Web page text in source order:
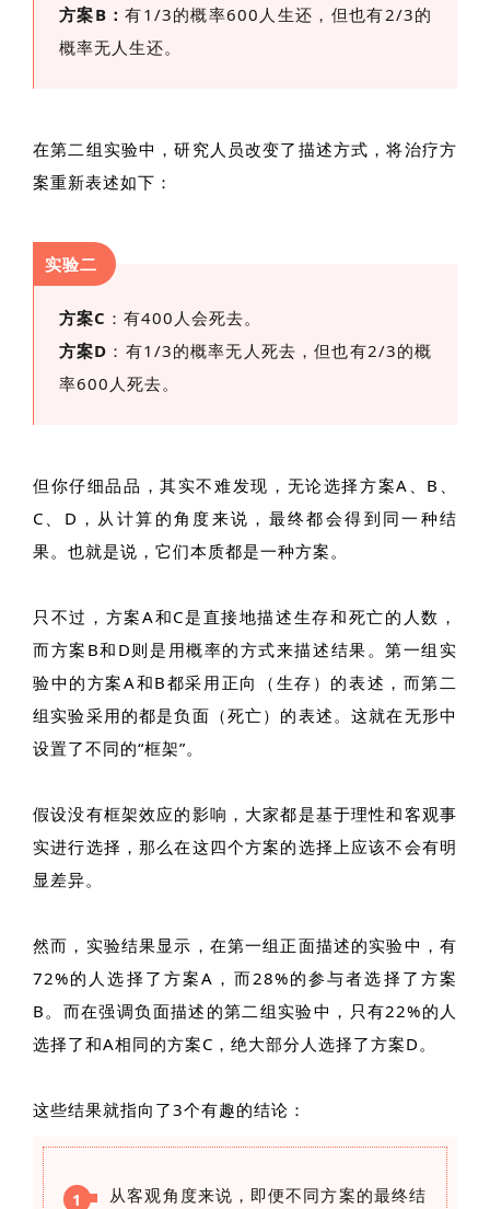
方案B：有1/3的概率600人生还，但也有2/3的
概率无人生还。
在第二组实验中，研究人员改变了描述方式，将治疗方
案重新表述如下：
实验二
方案C ：有400人会死去。
方案D ：有1/3的概率无人死去，但也有2/3的概
率600人死去。
但你仔细品品，其实不难发现，无论选择方案A、B、
C、D，从计算的角度来说，最终都会得到同一种结
果。也就是说，它们本质都是一种方案。
只不过，方案A和C是直接地描述生存和死亡的人数，
而方案B和D则是用概率的方式来描述结果。第一组实
验中的方案A和B都采用正向（生存）的表述，而第二
组实验采用的都是负面（死亡）的表述。这就在无形中
设置了不同的“框架”。
假设没有框架效应的影响，大家都是基于理性和客观事
实进行选择，那么在这四个方案的选择上应该不会有明
显差异。
然而，实验结果显示，在第一组正面描述的实验中，有
72%的人选择了方案A，而28%的参与者选择了方案
B。而在强调负面描述的第二组实验中，只有22%的人
选择了和A相同的方案C，绝大部分人选择了方案D。
这些结果就指向了3个有趣的结论：
1 从客观角度来说，即便不同方案的最终结